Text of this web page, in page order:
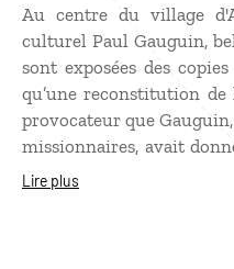
Au centre du village
culturel Paul Gauguin,
sont exposées des
qu’une reconstitution
provocateur que
missionnaires, avait
aussi office d’atelier.
Lire plus